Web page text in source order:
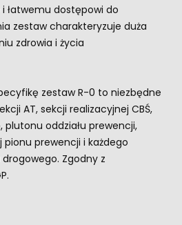
i łatwemu dostępowi do
zestaw charakteryzuje duża
zdrowia i życia
zestaw R-0 to niezbędne
AT, sekcji realizacyjnej CBŚ,
plutonu oddziału prewencji,
prewencji i każdego
Zgodny z